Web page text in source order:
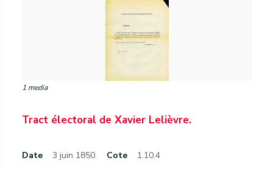
1 media
Tract électoral de Xavier Lelièvre.
Date 3 juin 1850. Cote 1.10.4